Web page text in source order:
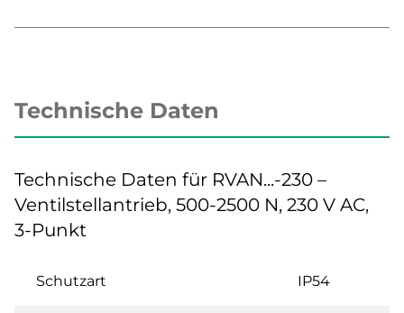
Technische Daten
Technische Daten für RVAN...-230 –
Ventilstellantrieb, 500-2500 N, 230 V AC,
3-Punkt
Schutzart IP54